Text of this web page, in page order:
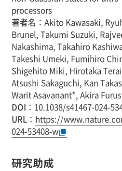
processors
著者名 ：Akito Kawasaki,
Brunel, Takumi Suzuki,
Nakashima, Takahiro
Takeshi Umeki, Fumihiro
Shigehito Miki, Hirotaka
Atsushi Sakaguchi, Kan
Warit Asavanant*, Akira
DOI ：10.1038/s41467-024-
URL： https://
024-53408-w
研究助成